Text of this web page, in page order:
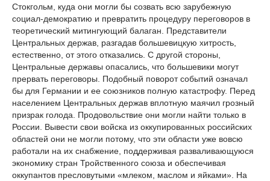
Стокгольм, куда они могли бы созвать всю зарубежную
социал-демократию и превратить процедуру переговоров в
теоретический митингующий балаган. Представители
Центральных держав, разгадав большевицкую хитрость,
естественно, от этого отказались. С другой стороны,
Центральные державы опасались, что большевики могут
прервать переговоры. Подобный поворот событий означал
бы для Германии и ее союзников полную катастрофу. Перед
населением Центральных держав вплотную маячил грозный
призрак голода. Продовольствие они могли найти только в
России. Вывести свои войска из оккупированных российских
областей они не могли потому, что эти области уже вовсю
работали на их снабжение, поддерживая разваливающуюся
экономику стран Тройственного союза и обеспечивая
оккупантов пресловутыми «млеком, маслом и яйками». На